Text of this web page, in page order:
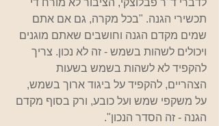
לדברי ד"ר פבלוצקי, הציבור לא מורח די
תכשירי הגנה. "בכל מקרה, גם אם אתם
שמים מקדם הגנה וחושבים שאתם מוגנים
ויכולים לשהות בשמש - זה לא נכון. צריך
להקפיד לא לשהות בשמש בשעות
הצהריים, להקפיד על ביגוד ארוך בשמש,
על משקפי שמש ועל כובע, ורק בסוף מקדם
הגנה - זה הסדר הנכון".